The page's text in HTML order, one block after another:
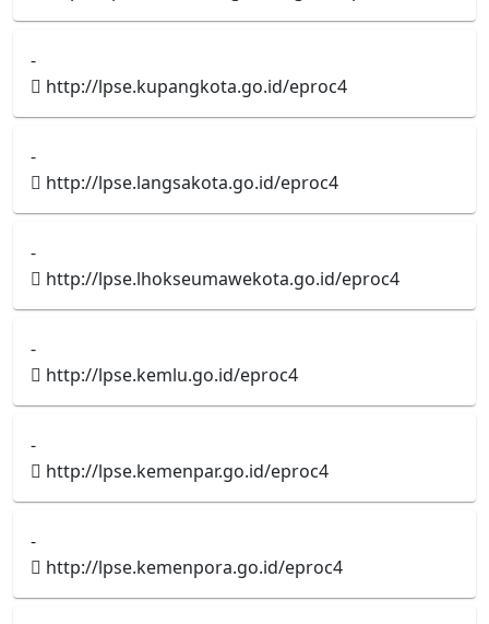
-
http://lpse.kupangkota.go.id/eproc4
-
http://lpse.langsakota.go.id/eproc4
-
http://lpse.lhokseumawekota.go.id/eproc4
-
http://lpse.kemlu.go.id/eproc4
-
http://lpse.kemenpar.go.id/eproc4
-
http://lpse.kemenpora.go.id/eproc4